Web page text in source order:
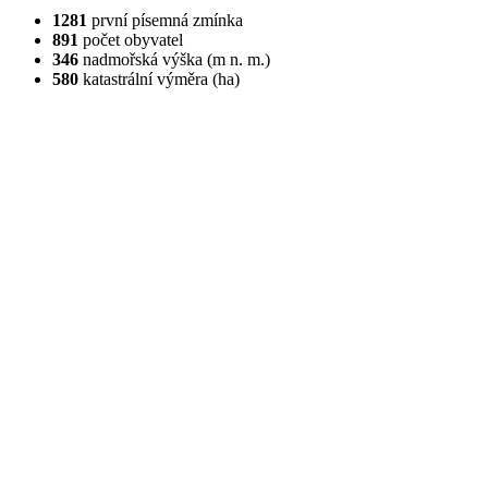
1281 první písemná zmínka
891 počet obyvatel
346 nadmořská výška (m n. m.)
580 katastrální výměra (ha)